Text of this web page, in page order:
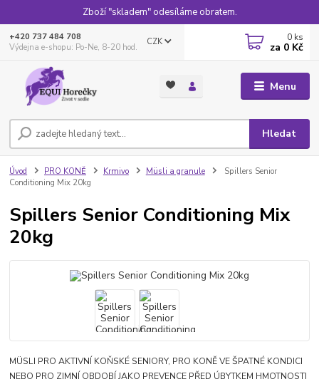
Zboží "skladem" odesíláme obratem.
Menu
CZK
Hledat
+420 737 484 708
Výdejna e-shopu: Po-Ne, 8-20 hod.
0 ks
za 0 Kč
Úvod PRO KONĚ Krmivo Müsli a granule
Spillers Senior
Conditioning Mix 20kg
Spillers Senior Conditioning Mix
20kg
MÜSLI PRO AKTIVNÍ KOŇSKÉ SENIORY, PRO KONĚ VE ŠPATNÉ KONDICI
NEBO PRO ZIMNÍ OBDOBÍ JAKO PREVENCE PŘED ÚBYTKEM HMOTNOSTI